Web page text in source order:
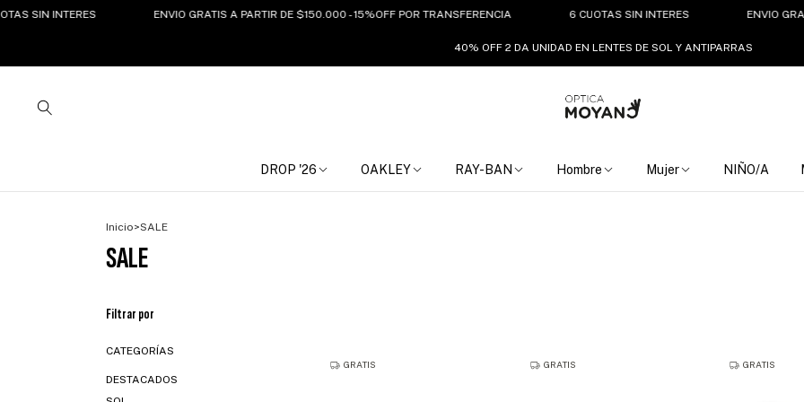
INTERES ENVIO GRATIS A PARTIR DE $150.000 - 15%OFF POR TRANSFERENCIA 6 CUOTAS SIN INTERES ENVIO GRATIS A
40% OFF 2 DA UNIDAD EN LENTES DE SOL Y ANTIPARRAS
DROP '26 OAKLEY RAY-BAN Hombre Mujer NIÑO/A
Inicio>SALE
SALE
Filtrar por
CATEGORÍAS
DESTACADOS
GRATIS GRATIS GRATIS